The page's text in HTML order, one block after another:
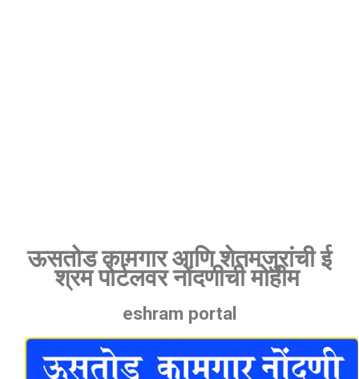
ऊसतोड कामगार आणि शेतमजुरांची ई
श्रम पोर्टलवर नोंदणीची मोहीम
eshram portal